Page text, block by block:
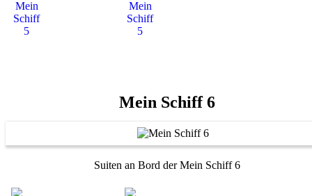
Mein Schiff 6
Suiten an Bord der Mein Schiff 6